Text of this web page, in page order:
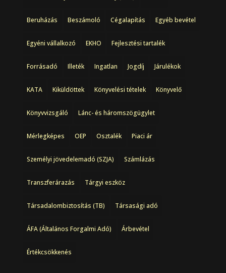
Beruházás Beszámoló Cégalapítás Egyéb bevétel
Egyéni vállalkozó EKHO Fejlesztési tartalék
Forrásadó Illeték Ingatlan Jogdíj Járulékok
KATA Kiküldöttek Könyvelési tételek Könyvelő
Könyvvizsgáló Lánc- és háromszögügylet
Mérlegképes OEP Osztalék Piaci ár
Személyi jövedelemadó (SZJA) Számlázás
Transzferárazás Tárgyi eszköz
Társadalombiztosítás (TB) Társasági adó
ÁFA (Általános Forgalmi Adó) Árbevétel
Értékcsökkenés